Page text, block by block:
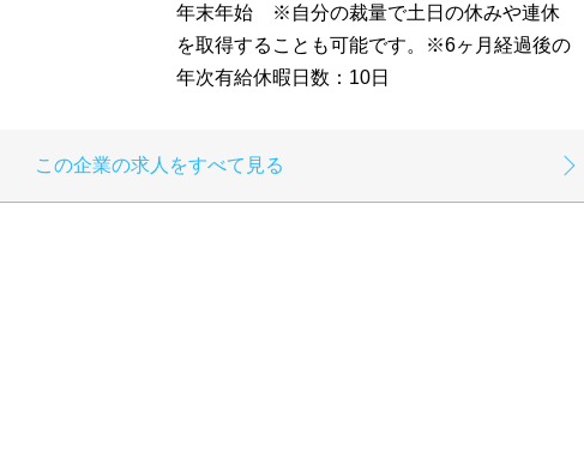
年末年始 ※自分の裁量で土日の休みや連休
を取得することも可能です。※6ヶ月経過後の
年次有給休暇日数：10日
この企業の求人をすべて見る